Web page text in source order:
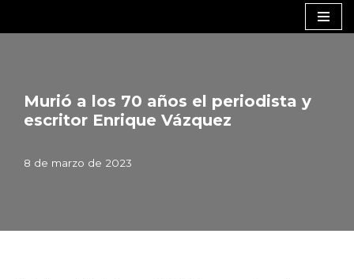
Murió a los 70 años el periodista y
escritor Enrique Vázquez
8 de marzo de 2023